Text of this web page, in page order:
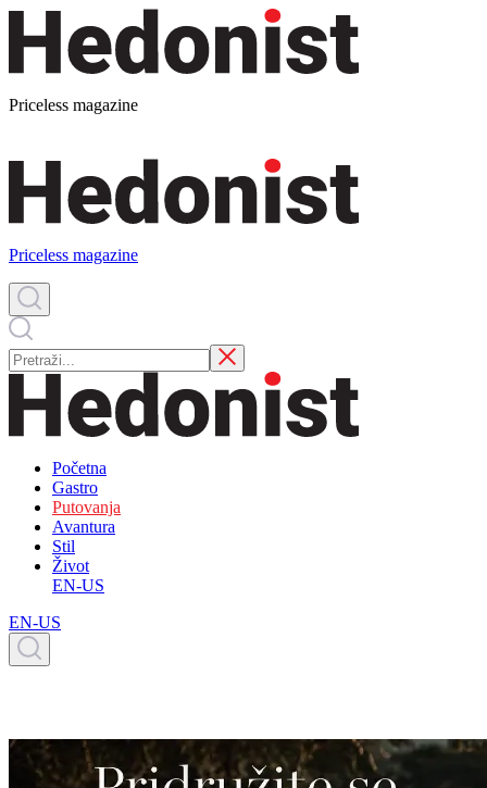
Priceless magazine
Priceless magazine
Početna
Gastro
Putovanja
Avantura
Stil
Život
EN-US
EN-US